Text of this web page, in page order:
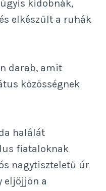
kidobnák,
elkészült a ruhák
darab, amit
közösségnek
halálát
fiataloknak
nagytiszteletű úr
eljöjjön a